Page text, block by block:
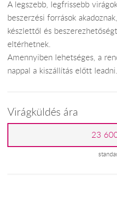
A legszebb, legfrissebb
beszerzési források
készlettől és
eltérhetnek.
Amennyiben lehetséges, a
nappal a kiszállítás előtt leadni.
Virágküldés ára
23